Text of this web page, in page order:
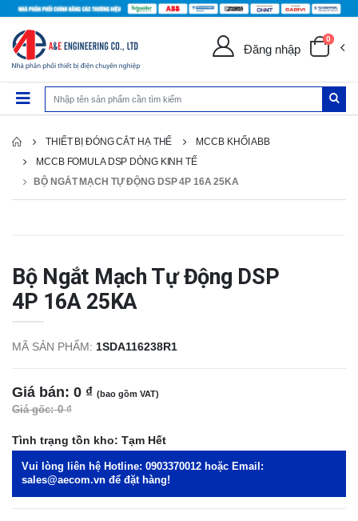
Đăng nhập
0
THIẾT BỊ ĐÓNG CẮT HẠ THẾ
MCCB KHỐI ABB
MCCB FOMULA DSP DÒNG KINH TẾ
BỘ NGẮT MẠCH TỰ ĐỘNG DSP 4P 16A 25KA
Bộ Ngắt Mạch Tự Động DSP
4P 16A 25KA
MÃ SẢN PHẨM: 1SDA116238R1
Giá bán: 0 ₫ (bao gồm VAT)
Giá gốc: 0 ₫
Tình trạng tồn kho: Tạm Hết
Vui lòng liên hệ Hotline: 0903370012 hoặc Email:
sales@aecom.vn để đặt hàng!